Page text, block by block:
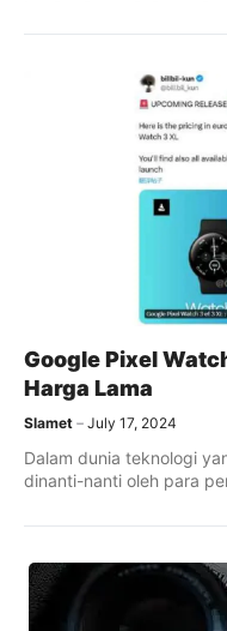
Google Pixel
Harga Lama
Slamet July 17, 2024
Dalam dunia teknologi
dinanti-nanti oleh para